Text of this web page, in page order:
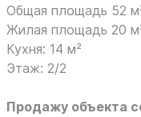
Общая площадь 52
Жилая площадь 20
Кухня: 14 м²
Этаж: 2/2
Продажу объекта